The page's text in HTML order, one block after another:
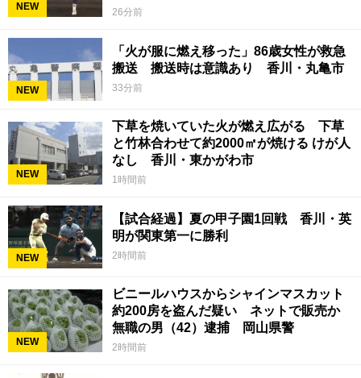
NEW 26分前
NEW
「火が服に燃え移った」86歳女性が救急
搬送 搬送時は意識あり 香川・丸亀市
33分前
NEW
下草を焼いていた火が燃え広がる 下草
と竹林合わせて約2000㎡が焼ける けが人
なし 香川・東かがわ市
1時間前
NEW
【試合経過】夏の甲子園1回戦 香川・英
明が関東第一に勝利
2時間前
NEW
ビニールハウスからシャインマスカット
約200房を盗んだ疑い ネットで販売か
無職の男（42）逮捕 岡山県警
2時間前